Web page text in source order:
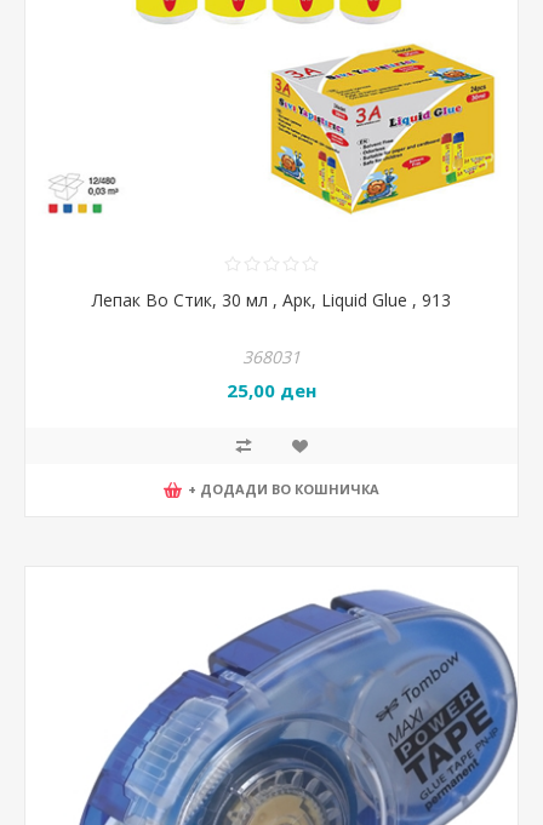
Лепак Во Стик, 30 мл , Арк, Liquid Glue , 913
368031
25,00 ден
+ ДОДАДИ ВО КОШНИЧКА